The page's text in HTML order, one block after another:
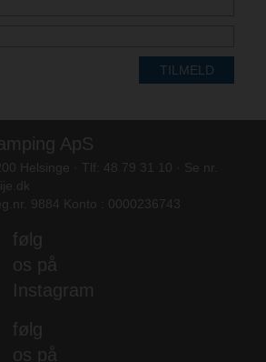
TILMELD
ApS
Helsinge · Tlf: 48 79 31 10 · Se nr.
9884 Konto : 0000236743
følg
os på
Instagram
følg
os på